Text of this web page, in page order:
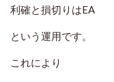
利確と損切りはEA
という運用です。
これにより